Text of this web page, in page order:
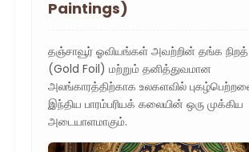
Paintings)
தஞ்சாவூர் ஓவியங்கள் அவற்றின் தங்க
(Gold Foil) மற்றும் தனித்துவமான
அலங்காரத்திற்காக உலகளவில்
இந்திய பாரம்பரியக் கலையின் ஒரு முக்கிய
அடையாளமாகும்.